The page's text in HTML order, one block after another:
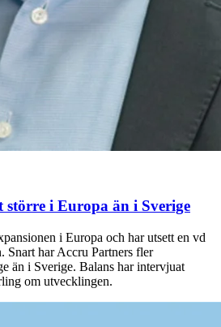
större i Europa än i Sverige
i Europa och har utsett en vd
Snart har Accru Partners fler
än i Sverige. Balans har intervjuat
om utvecklingen.